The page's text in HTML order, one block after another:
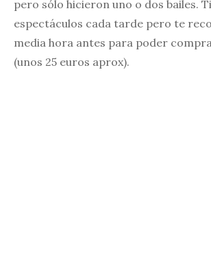
pero sólo hicieron uno o dos bailes.
espectáculos cada tarde pero te
media hora antes para poder
(unos 25 euros aprox).